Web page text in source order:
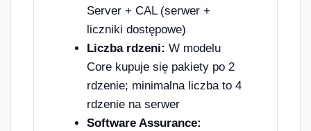
Server + CAL (serwer +
liczniki dostępowe)
Liczba rdzeni: W modelu
Core kupuje się pakiety po 2
rdzenie; minimalna liczba to 4
rdzenie na serwer
Software Assurance: